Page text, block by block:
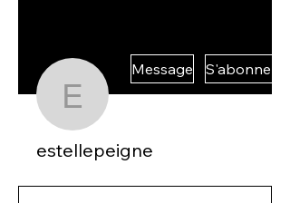
estellepeigne
Message S'abonner
estellepeigne